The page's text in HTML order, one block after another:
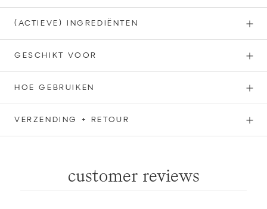
(ACTIEVE) INGREDIËNTEN
GESCHIKT VOOR
HOE GEBRUIKEN
VERZENDING + RETOUR
customer reviews